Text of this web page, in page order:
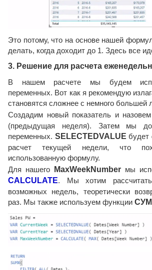
Это потому, что на основе нашей
делать, когда доходит до 1. Здесь все
3. Решение для расчета
В нашем расчете мы будем
переменных. Вот как я рекомендую
становятся сложнее с немного большей
Создадим новый показатель и назовем
(предыдущая неделя). Затем мы
переменных. SELECTEDVALUE будет
расчет текущей недели, что
использованную формулу.
Для нашего
MaxWeekNumber мы
CALCULATE. Мы хотим
возможных недель, теоретически
раз. Мы также используем функции